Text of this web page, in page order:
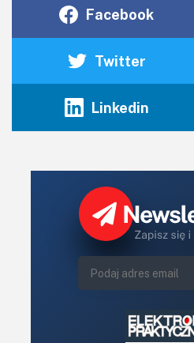
Facebook
Twitter
Linkedin